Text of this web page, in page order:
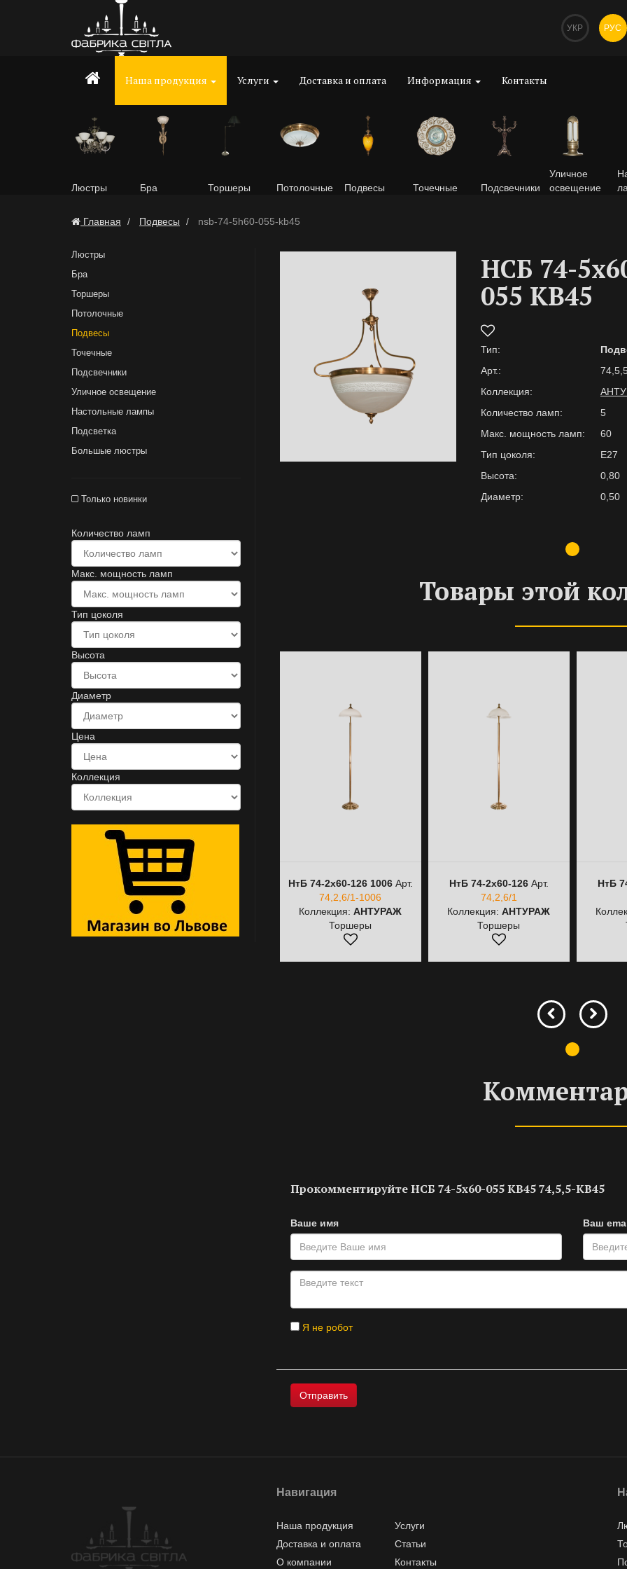
УКР РУС
Наша продукция Услуги Доставка и оплата Информация Контакты
Люстры Бра Торшеры Потолочные Подвесы Точечные Подсвечники
Уличное
освещение
Главная Подвесы nsb-74-5h60-055-kb45
Люстры
Бра
Торшеры
Потолочные
Подвесы
Точечные
Подсвечники
Уличное освещение
Настольные лампы
Подсветка
Большые люстры
Только новинки
Количество ламп
Макс. мощность ламп
Тип цоколя
Высота
Диаметр
Цена
Коллекция
НСБ 74-
055 KB45
Тип:
Арт.:
Коллекция:
Количество ламп:
5
Макс. мощность ламп:
60
Тип цоколя:
E27
Высота:
0,80
Диаметр:
0,50
Товары этой
НтБ 74-2х60-126 1006Арт.
74,2,6/1-1006
Коллекция: АНТУРАЖ
Торшеры
НтБ 74-2х60-126Арт.
74,2,6/1
Коллекция: АНТУРАЖ
Торшеры
НтБ
Прокомментируйте НСБ 74-5х60-055 KB45 74,5,5-KB45
Ваше имя Ваш
Я не робот
Навигация
Наша продукция
Услуги
Доставка и оплата
Статьи
О компании
Контакты